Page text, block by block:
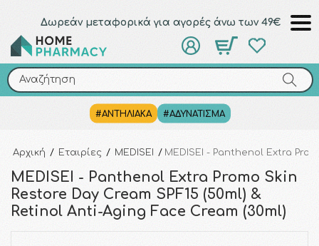
Δωρεάν μεταφορικά για αγορές άνω των 49€
Αναζήτηση
#ΑΝΤΗΛΙΑΚΑ #ΑΔΥΝΑΤΙΣΜΑ
Αναζήτηση
Αρχική / Εταιρίες / MEDISEI / MEDISEI - Panthenol Extra
MEDISEI - Panthenol Extra Promo Skin
Restore Day Cream SPF15 (50ml) &
Retinol Anti-Aging Face Cream (30ml)